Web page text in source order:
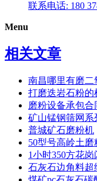
联系电话: 180
Menu
相关文章
南昌哪里有磨二
打磨迭岩石粉的
磨粉设备承包
矿山锰钢筛网系
普城矿石磨粉机
50型号高岭土磨
1小时350方花
石灰石边角料超